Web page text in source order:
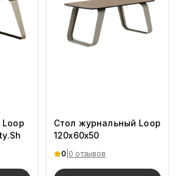
Стол журнальный Loop
120x60x50
0 0 отзывов